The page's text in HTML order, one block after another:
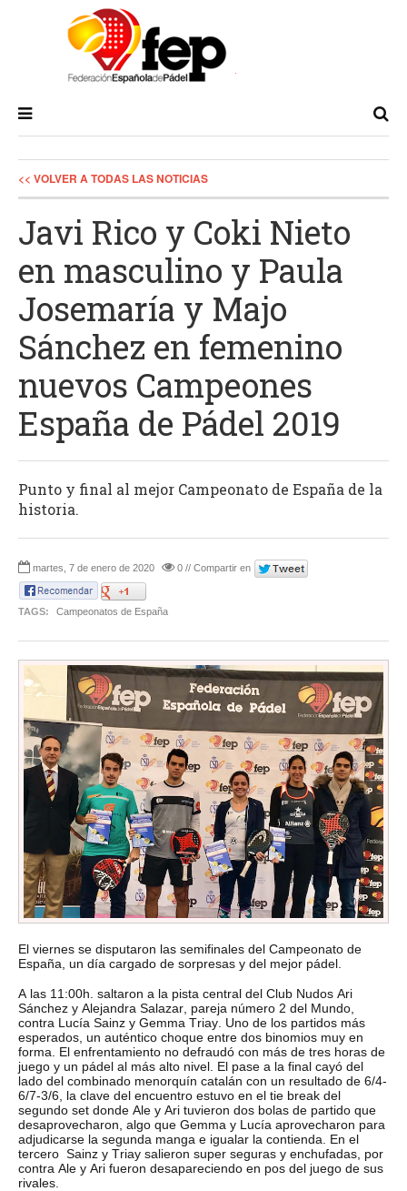
<< VOLVER A TODAS LAS NOTICIAS
Javi Rico y Coki Nieto
en masculino y Paula
Josemaría y Majo
Sánchez en femenino
nuevos Campeones
España de Pádel 2019
Punto y final al mejor Campeonato de España de la
historia.
martes, 7 de enero de 2020 0 // Compartir en
TAGS: Campeonatos de España
El viernes se disputaron las semifinales del Campeonato de
España, un día cargado de sorpresas y del mejor pádel.
A las 11:00h. saltaron a la pista central del Club Nudos Ari
Sánchez y Alejandra Salazar, pareja número 2 del Mundo,
contra Lucía Sainz y Gemma Triay. Uno de los partidos más
esperados, un auténtico choque entre dos binomios muy en
forma. El enfrentamiento no defraudó con más de tres horas de
juego y un pádel al más alto nivel. El pase a la final cayó del
lado del combinado menorquín catalán con un resultado de 6/4-
6/7-3/6, la clave del encuentro estuvo en el tie break del
segundo set donde Ale y Ari tuvieron dos bolas de partido que
desaprovecharon, algo que Gemma y Lucía aprovecharon para
adjudicarse la segunda manga e igualar la contienda. En el
tercero Sainz y Triay salieron super seguras y enchufadas, por
contra Ale y Ari fueron desapareciendo en pos del juego de sus
rivales.